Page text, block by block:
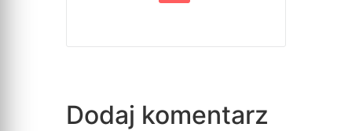
Dodaj komentarz